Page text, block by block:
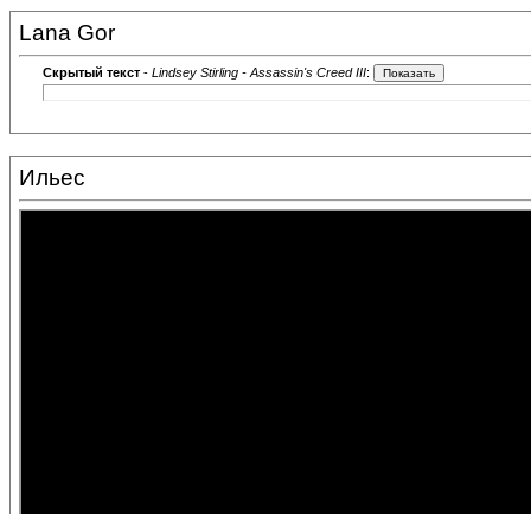
Lana Gor
Скрытый текст - Lindsey Stirling - Assassin's Creed III:
Ильес